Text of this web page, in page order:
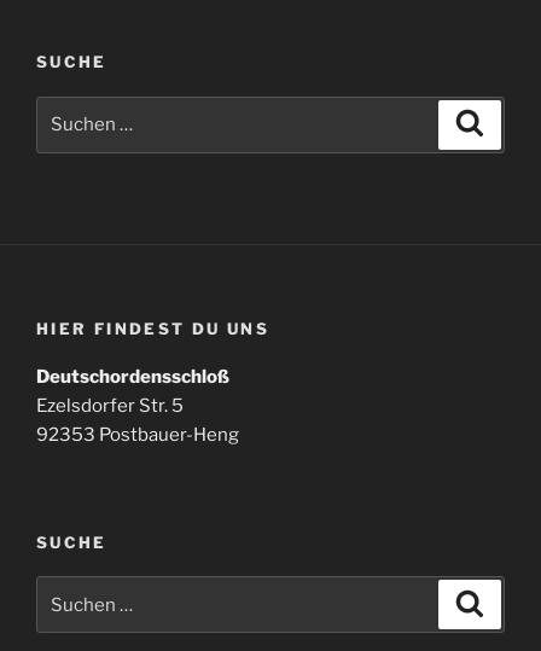
SUCHE
HIER FINDEST DU UNS
Deutschordensschloß
Ezelsdorfer Str. 5
92353 Postbauer-Heng
SUCHE
nach: